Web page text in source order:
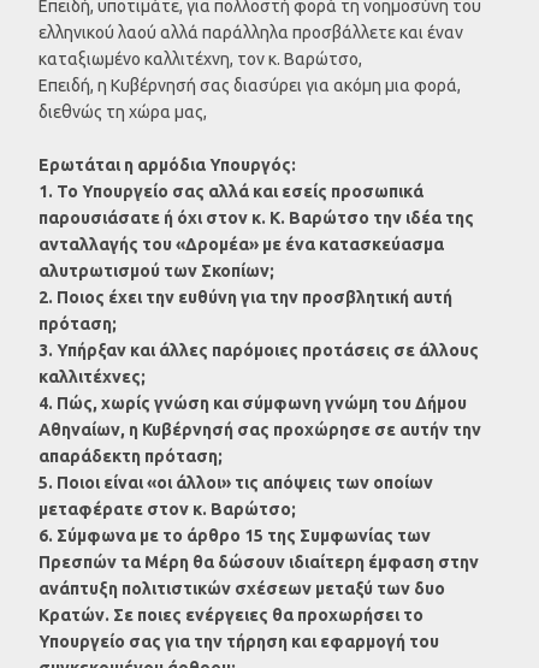
Επειδή, υποτιμάτε, για πολλοστή φορά τη νοημοσύνη του
ελληνικού λαού αλλά παράλληλα προσβάλλετε και έναν
καταξιωμένο καλλιτέχνη, τον κ. Βαρώτσο,
Επειδή, η Κυβέρνησή σας διασύρει για ακόμη μια φορά,
διεθνώς τη χώρα μας,
Ερωτάται η αρμόδια Υπουργός:
1. Το Υπουργείο σας αλλά και εσείς προσωπικά
παρουσιάσατε ή όχι στον κ. Κ. Βαρώτσο την ιδέα της
ανταλλαγής του «Δρομέα» με ένα κατασκεύασμα
αλυτρωτισμού των Σκοπίων;
2. Ποιος έχει την ευθύνη για την προσβλητική αυτή
πρόταση;
3. Υπήρξαν και άλλες παρόμοιες προτάσεις σε άλλους
καλλιτέχνες;
4. Πώς, χωρίς γνώση και σύμφωνη γνώμη του Δήμου
Αθηναίων, η Κυβέρνησή σας προχώρησε σε αυτήν την
απαράδεκτη πρόταση;
5. Ποιοι είναι «οι άλλοι» τις απόψεις των οποίων
μεταφέρατε στον κ. Βαρώτσο;
6. Σύμφωνα με το άρθρο 15 της Συμφωνίας των
Πρεσπών τα Μέρη θα δώσουν ιδιαίτερη έμφαση στην
ανάπτυξη πολιτιστικών σχέσεων μεταξύ των δυο
Κρατών. Σε ποιες ενέργειες θα προχωρήσει το
Υπουργείο σας για την τήρηση και εφαρμογή του